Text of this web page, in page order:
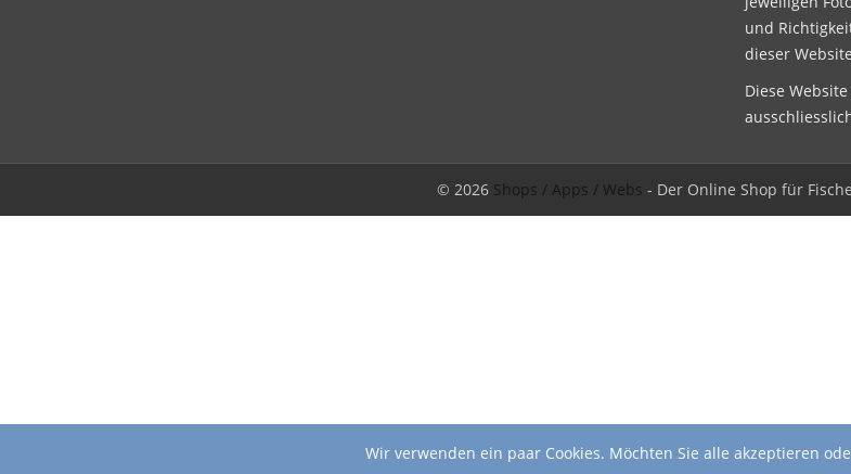
und
dieser
Diese
© 2026 Shops / Apps / Webs - Der Online Shop für
Wir verwenden ein paar Cookies. Möchten Sie alle akzeptieren